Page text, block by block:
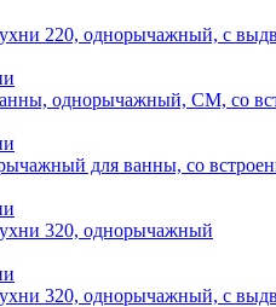
220, однорычажный, с
однорычажный, СМ, со
для ванны, со
320, однорычажный
320, однорычажный, с